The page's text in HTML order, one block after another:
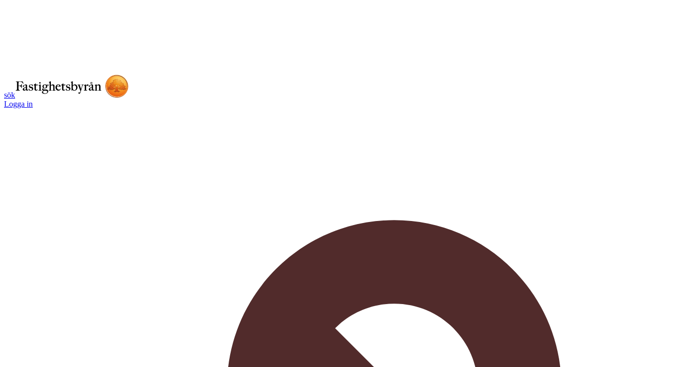
sök
Logga in